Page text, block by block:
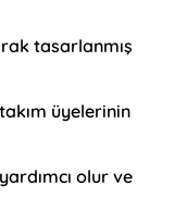
tasarlanmış
üyelerinin
olur ve